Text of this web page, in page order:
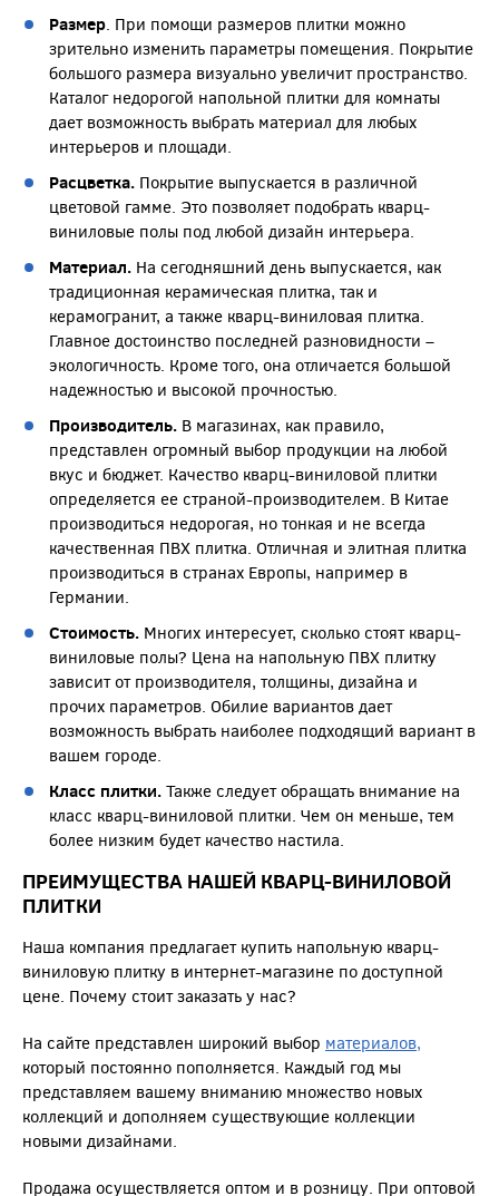
Размер . При помощи размеров плитки можно
зрительно изменить параметры помещения. Покрытие
большого размера визуально увеличит пространство.
Каталог недорогой напольной плитки для комнаты
дает возможность выбрать материал для любых
интерьеров и площади.
Расцветка. Покрытие выпускается в различной
цветовой гамме. Это позволяет подобрать кварц-
виниловые полы под любой дизайн интерьера.
Материал. На сегодняшний день выпускается, как
традиционная керамическая плитка, так и
керамогранит, а также кварц-виниловая плитка.
Главное достоинство последней разновидности –
экологичность. Кроме того, она отличается большой
надежностью и высокой прочностью.
Производитель. В магазинах, как правило,
представлен огромный выбор продукции на любой
вкус и бюджет. Качество кварц-виниловой плитки
определяется ее страной-производителем. В Китае
производиться недорогая, но тонкая и не всегда
качественная ПВХ плитка. Отличная и элитная плитка
производиться в странах Европы, например в
Германии.
Стоимость. Многих интересует, сколько стоят кварц-
виниловые полы? Цена на напольную ПВХ плитку
зависит от производителя, толщины, дизайна и
прочих параметров. Обилие вариантов дает
возможность выбрать наиболее подходящий вариант в
вашем городе.
Класс плитки. Также следует обращать внимание на
класс кварц-виниловой плитки. Чем он меньше, тем
более низким будет качество настила.
ПРЕИМУЩЕСТВА НАШЕЙ КВАРЦ-ВИНИЛОВОЙ
ПЛИТКИ
Наша компания предлагает купить напольную кварц-
виниловую плитку в интернет-магазине по доступной
цене. Почему стоит заказать у нас?
На сайте представлен широкий выбор материалов,
который постоянно пополняется. Каждый год мы
представляем вашему вниманию множество новых
коллекций и дополняем существующие коллекции
новыми дизайнами.
Продажа осуществляется оптом и в розницу. При оптовой